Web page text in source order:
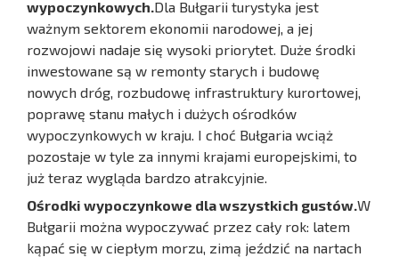
wypoczynkowych.Dla Bułgarii turystyka jest
ważnym sektorem ekonomii narodowej, a jej
rozwojowi nadaje się wysoki priorytet. Duże środki
inwestowane są w remonty starych i budowę
nowych dróg, rozbudowę infrastruktury kurortowej,
poprawę stanu małych i dużych ośrodków
wypoczynkowych w kraju. I choć Bułgaria wciąż
pozostaje w tyle za innymi krajami europejskimi, to
już teraz wygląda bardzo atrakcyjnie.
Ośrodki wypoczynkowe dla wszystkich gustów.W
Bułgarii można wypoczywać przez cały rok: latem
kąpać się w ciepłym morzu, zimą jeździć na nartach